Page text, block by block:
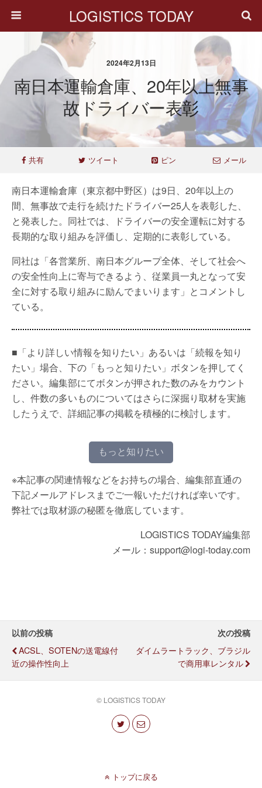
LOGISTICS TODAY
2024年2月13日
南日本運輸倉庫、20年以上無事
故ドライバー表彰
共有 ツイート ピン メール
南日本運輸倉庫（東京都中野区）は9日、20年以上の
間、無事故で走行を続けたドライバー25人を表彰した、
と発表した。同社では、ドライバーの安全運転に対する
長期的な取り組みを評価し、定期的に表彰している。
同社は「各営業所、南日本グループ全体、そして社会へ
の安全性向上に寄与できるよう、従業員一丸となって安
全に対する取り組みに励んでまいります」とコメントし
ている。
■「より詳しい情報を知りたい」あるいは「続報を知り
たい」場合、下の「もっと知りたい」ボタンを押してく
ださい。編集部にてボタンが押された数のみをカウント
し、件数の多いものについてはさらに深掘り取材を実施
したうえで、詳細記事の掲載を積極的に検討します。
もっと知りたい
※本記事の関連情報などをお持ちの場合、編集部直通の
下記メールアドレスまでご一報いただければ幸いです。
弊社では取材源の秘匿を徹底しています。
LOGISTICS TODAY編集部
メール：support@logi-today.com
以前の投稿
ACSL、SOTENの送電線付
近の操作性向上
次の投稿
ダイムラートラック、ブラジル
で商用車レンタル
© LOGISTICS TODAY
トップに戻る